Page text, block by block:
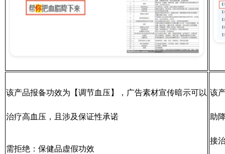
该产品报备功效为【调节血压】，广告素材宣传暗示可以
治疗高血压，且涉及保证性承诺
需拒绝：保健品虚假功效
该
助
接